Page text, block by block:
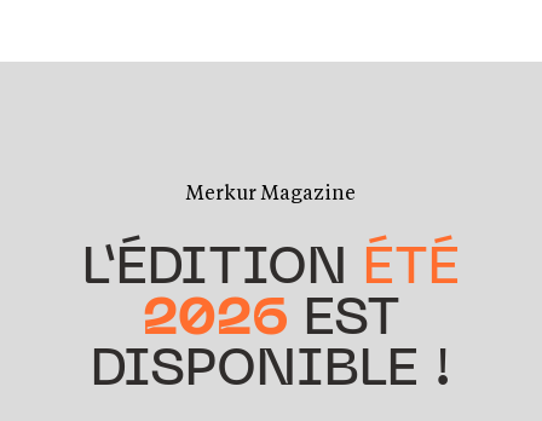
Merkur Magazine
L’ÉDITION ÉTÉ
2026 EST
DISPONIBLE !